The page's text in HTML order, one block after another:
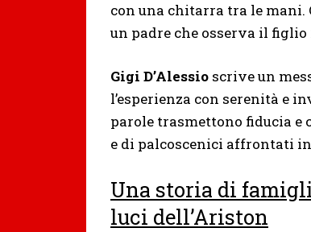
con una chitarra tra le mani.
un padre che osserva il
Gigi D’Alessio scrive un
l’esperienza con serenità e
parole trasmettono fiducia e
e di palcoscenici affrontati
Una storia di
luci dell’Ariston